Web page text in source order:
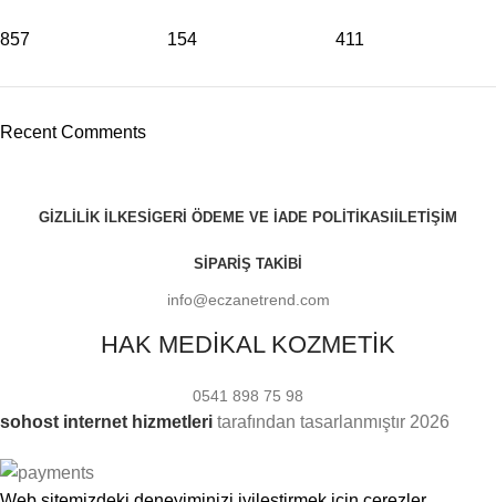
857 154 411
Recent Comments
GIZLILIK İLKESIGERI ÖDEME VE İADE POLITIKASIİLETIŞIM
SIPARIŞ TAKIBI
info@eczanetrend.com
HAK MEDİKAL KOZMETİK
0541 898 75 98
sohost internet hizmetleri tarafından tasarlanmıştır 2026